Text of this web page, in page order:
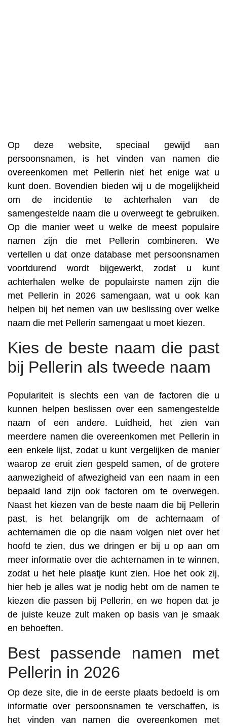
Op deze website, speciaal gewijd aan
persoonsnamen, is het vinden van namen die
overeenkomen met Pellerin niet het enige wat u
kunt doen. Bovendien bieden wij u de mogelijkheid
om de incidentie te achterhalen van de
samengestelde naam die u overweegt te gebruiken.
Op die manier weet u welke de meest populaire
namen zijn die met Pellerin combineren. We
vertellen u dat onze database met persoonsnamen
voortdurend wordt bijgewerkt, zodat u kunt
achterhalen welke de populairste namen zijn die
met Pellerin in 2026 samengaan, wat u ook kan
helpen bij het nemen van uw beslissing over welke
naam die met Pellerin samengaat u moet kiezen.
Kies de beste naam die past
bij Pellerin als tweede naam
Populariteit is slechts een van de factoren die u
kunnen helpen beslissen over een samengestelde
naam of een andere. Luidheid, het zien van
meerdere namen die overeenkomen met Pellerin in
een enkele lijst, zodat u kunt vergelijken de manier
waarop ze eruit zien gespeld samen, of de grotere
aanwezigheid of afwezigheid van een naam in een
bepaald land zijn ook factoren om te overwegen.
Naast het kiezen van de beste naam die bij Pellerin
past, is het belangrijk om de achternaam of
achternamen die op die naam volgen niet over het
hoofd te zien, dus we dringen er bij u op aan om
meer informatie over die achternamen in te winnen,
zodat u het hele plaatje kunt zien. Hoe het ook zij,
hier heb je alles wat je nodig hebt om de namen te
kiezen die passen bij Pellerin, en we hopen dat je
de juiste keuze zult maken op basis van je smaak
en behoeften.
Best passende namen met
Pellerin in 2026
Op deze site, die in de eerste plaats bedoeld is om
informatie over persoonsnamen te verschaffen, is
het vinden van namen die overeenkomen met